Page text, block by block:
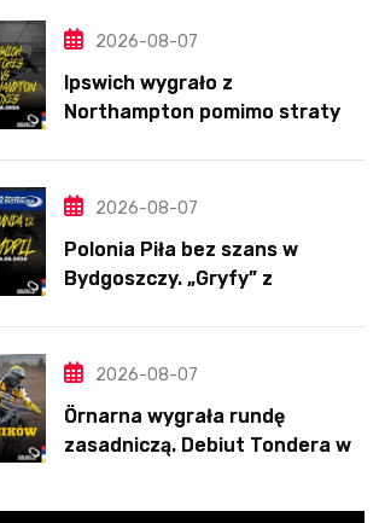
2026-08-07
Ipswich wygrało z
Northampton pomimo straty
2026-08-07
Polonia Piła bez szans w
Bydgoszczy. „Gryfy” z
2026-08-07
Örnarna wygrała rundę
zasadniczą. Debiut Tondera w